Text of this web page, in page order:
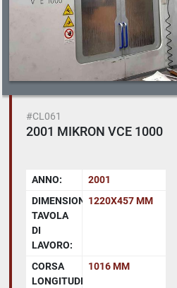
#CL061
2001 MIKRON VCE 1000
ANNO:
2001
DIMENSIONI
TAVOLA
DI
LAVORO:
1220X457 MM
CORSA
LONGITUDINALE
1016 MM